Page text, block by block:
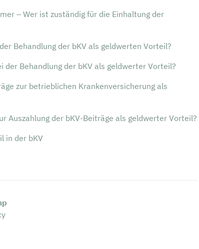
– Wer ist zuständig für die Einhaltung der
Behandlung der bKV als geldwerten Vorteil?
der Behandlung der bKV als geldwerter Vorteil?
zur betrieblichen Krankenversicherung als
Auszahlung der bKV-Beiträge als geldwerter Vorteil?
in der bKV